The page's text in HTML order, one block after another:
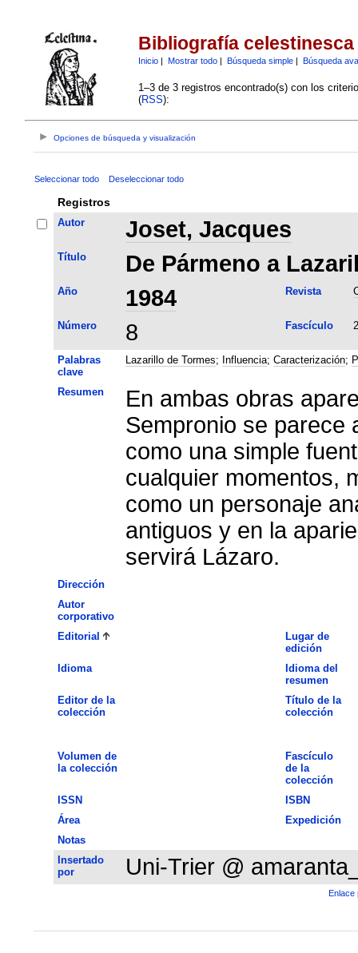
Bibliografía celestinesca
Inicio| Mostrar todo| Búsqueda simple| Búsqueda
1–3 de 3 registros encontrado(s) con los
(RSS):
Opciones de búsqueda y visualización
Seleccionar todo Deseleccionar todo
Registros
Autor Joset, Jacques
Título De Pármeno a
Año 1984 Revista
Número 8 Fascículo 2
Palabras
clave
Lazarillo de Tormes; Influencia; Caracterización;
Resumen
En ambas obras
Sempronio se parece
como una simple
cualquier momentos,
como un personaje
antiguos y en la
servirá Lázaro.
Dirección
Autor
corporativo
Editorial
Lugar de
edición
Idioma
Idioma del
resumen
Editor de la
colección
Título de la
colección
Volumen de
la colección
Fascículo
de la
colección
ISSN
ISBN
Área
Expedición
Notas
Insertado
por
Uni-Trier @
Enlace